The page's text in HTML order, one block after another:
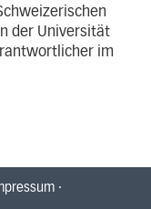
der Universität
im
·